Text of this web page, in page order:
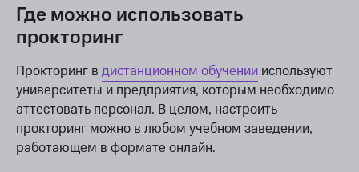
Где можно использовать
прокторинг
Прокторинг в дистанционном обучении используют
университеты и предприятия, которым необходимо
аттестовать персонал. В целом, настроить
прокторинг можно в любом учебном заведении,
работающем в формате онлайн.